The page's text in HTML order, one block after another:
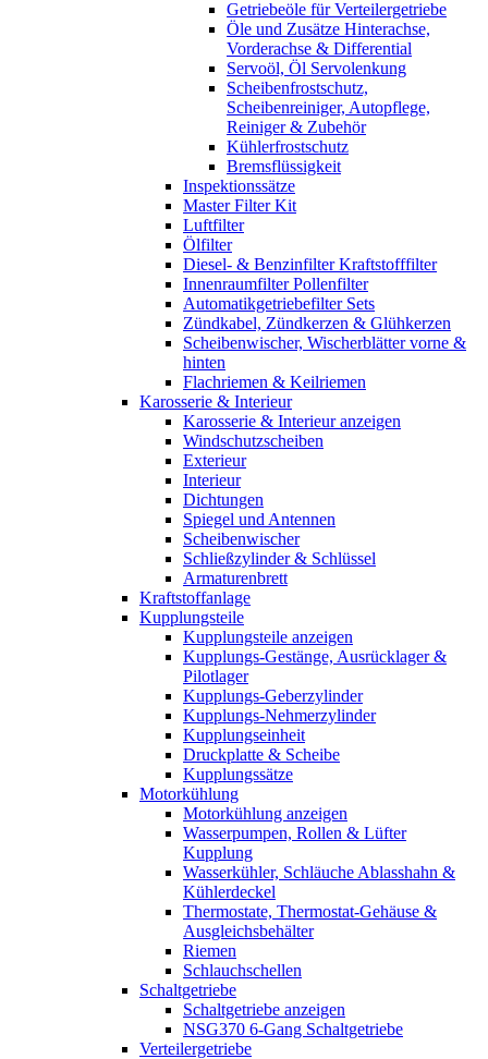
Getriebeöle für Verteilergetriebe
Öle und Zusätze Hinterachse,
Vorderachse & Differential
Servoöl, Öl Servolenkung
Scheibenfrostschutz,
Scheibenreiniger, Autopflege,
Reiniger & Zubehör
Kühlerfrostschutz
Bremsflüssigkeit
Inspektionssätze
Master Filter Kit
Luftfilter
Ölfilter
Diesel- & Benzinfilter Kraftstofffilter
Innenraumfilter Pollenfilter
Automatikgetriebefilter Sets
Zündkabel, Zündkerzen & Glühkerzen
Scheibenwischer, Wischerblätter vorne &
hinten
Flachriemen & Keilriemen
Karosserie & Interieur
Karosserie & Interieur anzeigen
Windschutzscheiben
Exterieur
Interieur
Dichtungen
Spiegel und Antennen
Scheibenwischer
Schließzylinder & Schlüssel
Armaturenbrett
Kraftstoffanlage
Kupplungsteile
Kupplungsteile anzeigen
Kupplungs-Gestänge, Ausrücklager &
Pilotlager
Kupplungs-Geberzylinder
Kupplungs-Nehmerzylinder
Kupplungseinheit
Druckplatte & Scheibe
Kupplungssätze
Motorkühlung
Motorkühlung anzeigen
Wasserpumpen, Rollen & Lüfter
Kupplung
Wasserkühler, Schläuche Ablasshahn &
Kühlerdeckel
Thermostate, Thermostat-Gehäuse &
Ausgleichsbehälter
Riemen
Schlauchschellen
Schaltgetriebe
Schaltgetriebe anzeigen
NSG370 6-Gang Schaltgetriebe
Verteilergetriebe